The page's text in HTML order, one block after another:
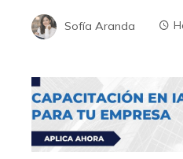
Sofía Aranda